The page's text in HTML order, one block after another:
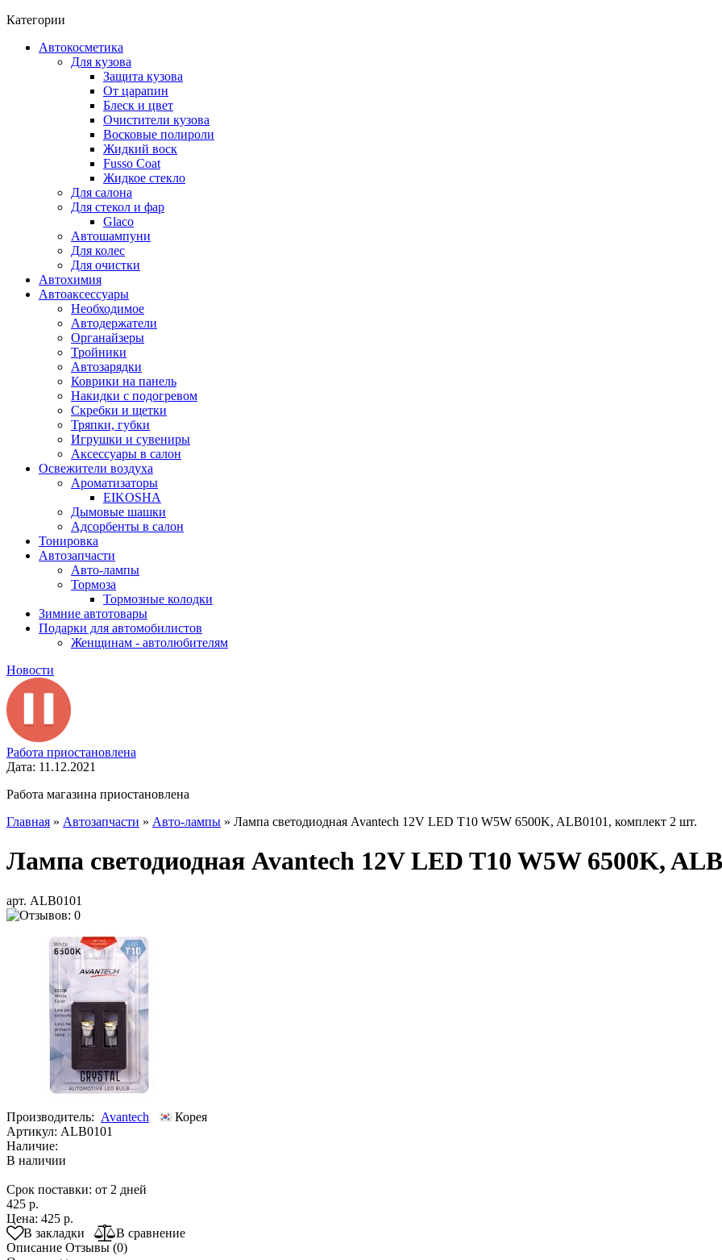
Категории
Автокосметика
Для кузова
Защита кузова
От царапин
Блеск и цвет
Очистители кузова
Восковые полироли
Жидкий воск
Fusso Coat
Жидкое стекло
Для салона
Для стекол и фар
Glaco
Автошампуни
Для колес
Для очистки
Автохимия
Автоаксессуары
Необходимое
Автодержатели
Органайзеры
Тройники
Автозарядки
Коврики на панель
Накидки с подогревом
Скребки и щетки
Тряпки, губки
Игрушки и сувениры
Аксессуары в салон
Освежители воздуха
Ароматизаторы
EIKOSHA
Дымовые шашки
Адсорбенты в салон
Тонировка
Автозапчасти
Авто-лампы
Тормоза
Тормозные колодки
Зимние автотовары
Подарки для автомобилистов
Женщинам - автолюбителям
Новости
Работа приостановлена
Дата: 11.12.2021
Работа магазина приостановлена
Главная » Автозапчасти » Авто-лампы » Лампа светодиодная Avantech 12V LED T10 W5W 6500K, ALB0101, комплект 2 шт.
Лампа светодиодная Avantech 12V LED T10 W5W 6500K,
арт. ALB0101
Производитель: Avantech
Корея
Артикул: ALB0101
Наличие:
В наличии
Срок поставки: от 2 дней
425 р.
Цена: 425 р.
В закладки
В сравнение
Описание Отзывы (0)